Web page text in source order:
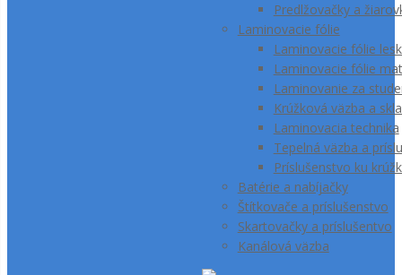
Predlžovačky a
Laminovacie fólie
Laminovacie fólie
Laminovacie fólie
Laminovanie za
Krúžková väzba a
Laminovacia technika
Tepelná väzba a
Príslušenstvo ku
Batérie a nabíjačky
Štítkovače a príslušenstvo
Skartovačky a príslušentvo
Kanálová väzba